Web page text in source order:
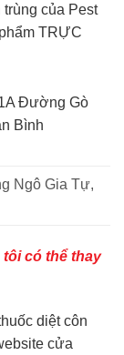
của Pest
TRỰC
Đường Gò
Bình
Ngô Gia Tự,
có thể thay
diệt côn
cửa